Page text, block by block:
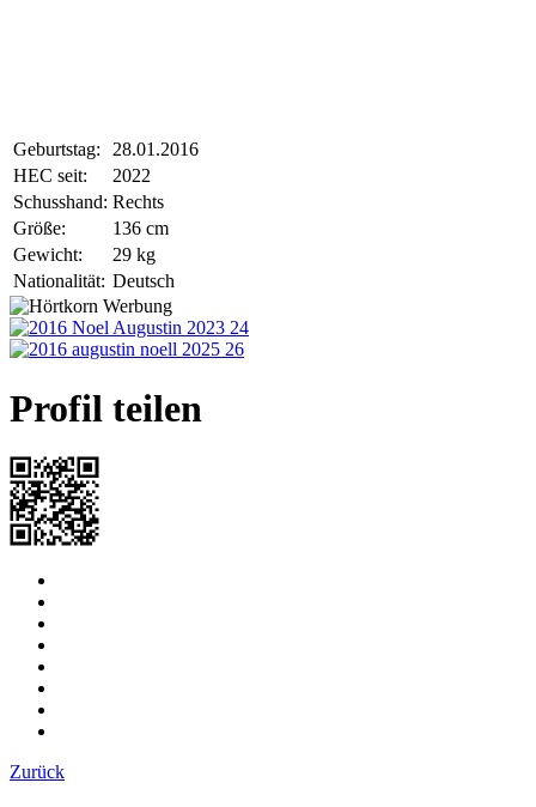
Geburtstag:
28.01.2016
HEC seit:
2022
Schusshand: Rechts
Größe:
136 cm
Gewicht:
29 kg
Nationalität: Deutsch
Profil teilen
Zurück